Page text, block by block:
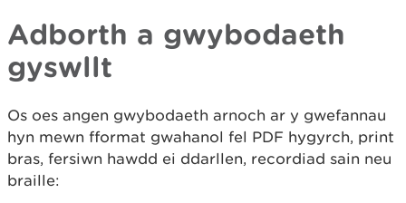
Adborth a gwybodaeth
gyswllt
Os oes angen gwybodaeth arnoch ar y gwefannau
hyn mewn fformat gwahanol fel PDF hygyrch, print
bras, fersiwn hawdd ei ddarllen, recordiad sain neu
braille: